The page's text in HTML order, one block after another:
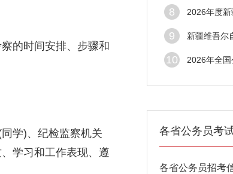
的时间安排、步骤和
学)、纪检监察机关
学习和工作表现、遵
8 2026年度新疆
9 新疆维吾尔自
10 2026年全国公
各省公务员考
各省公务员招考